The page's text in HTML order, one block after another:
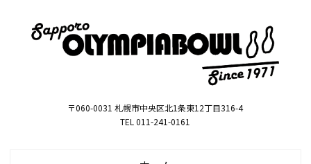
〒060-0031 札幌市中央区北1条東12丁目316-4
TEL 011-241-0161